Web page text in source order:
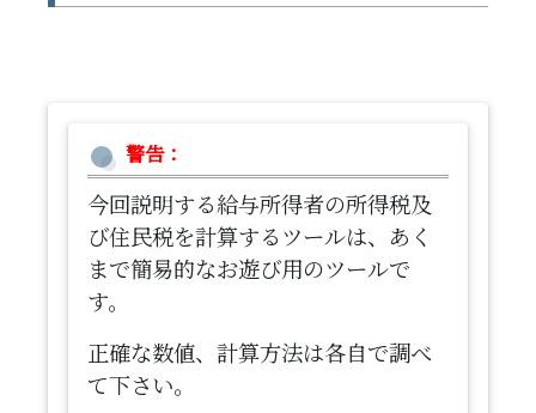
警告：
今回説明する給与所得者の所得税及
び住民税を計算するツールは、あく
まで簡易的なお遊び用のツールで
す。
正確な数値、計算方法は各自で調べ
て下さい。